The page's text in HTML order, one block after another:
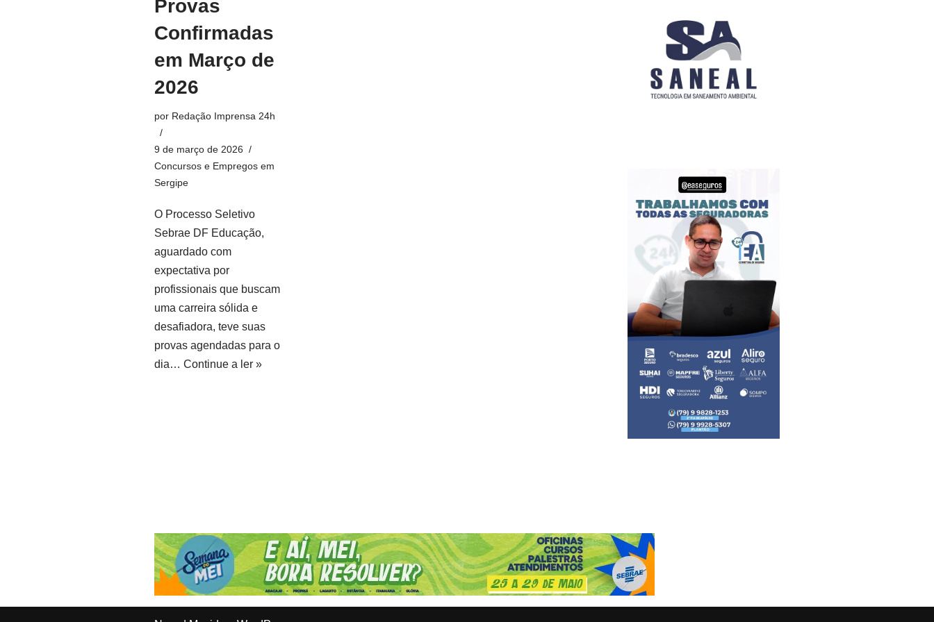
Provas
Confirmadas
em Março de
2026
por Redação Imprensa 24h
9 de março de 2026
Concursos e Empregos em
Sergipe
O Processo Seletivo
Sebrae DF Educação,
aguardado com
expectativa por
profissionais que buscam
uma carreira sólida e
desafiadora, teve suas
provas agendadas para o
dia… Continue a ler »